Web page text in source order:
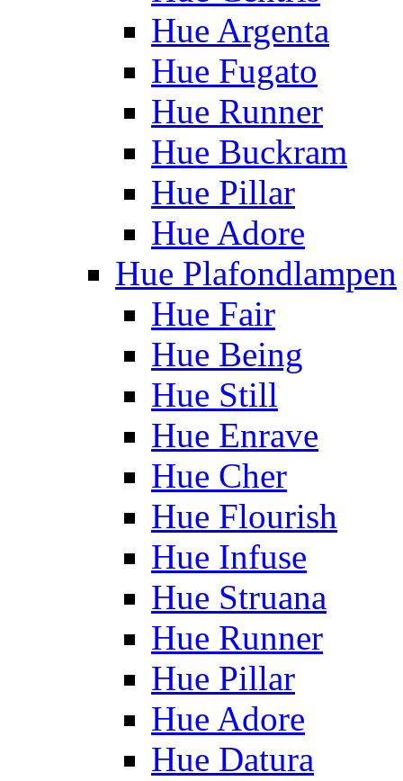
Hue Argenta
Hue Fugato
Hue Runner
Hue Buckram
Hue Pillar
Hue Adore
Hue Plafondlampen
Hue Fair
Hue Being
Hue Still
Hue Enrave
Hue Cher
Hue Flourish
Hue Infuse
Hue Struana
Hue Runner
Hue Pillar
Hue Adore
Hue Datura